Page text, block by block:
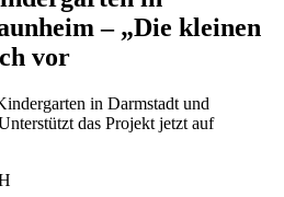
– „Die kleinen
vor
in Darmstadt und
das Projekt jetzt auf